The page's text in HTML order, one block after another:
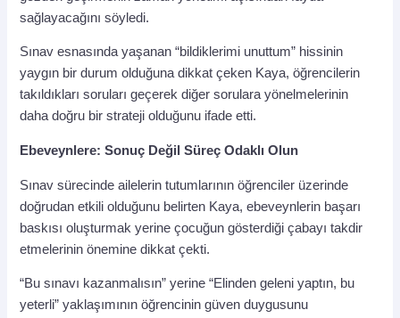
sağlayacağını söyledi.
Sınav esnasında yaşanan “bildiklerimi unuttum” hissinin
yaygın bir durum olduğuna dikkat çeken Kaya, öğrencilerin
takıldıkları soruları geçerek diğer sorulara yönelmelerinin
daha doğru bir strateji olduğunu ifade etti.
Ebeveynlere: Sonuç Değil Süreç Odaklı Olun
Sınav sürecinde ailelerin tutumlarının öğrenciler üzerinde
doğrudan etkili olduğunu belirten Kaya, ebeveynlerin başarı
baskısı oluşturmak yerine çocuğun gösterdiği çabayı takdir
etmelerinin önemine dikkat çekti.
“Bu sınavı kazanmalısın” yerine “Elinden geleni yaptın, bu
yeterli” yaklaşımının öğrencinin güven duygusunu